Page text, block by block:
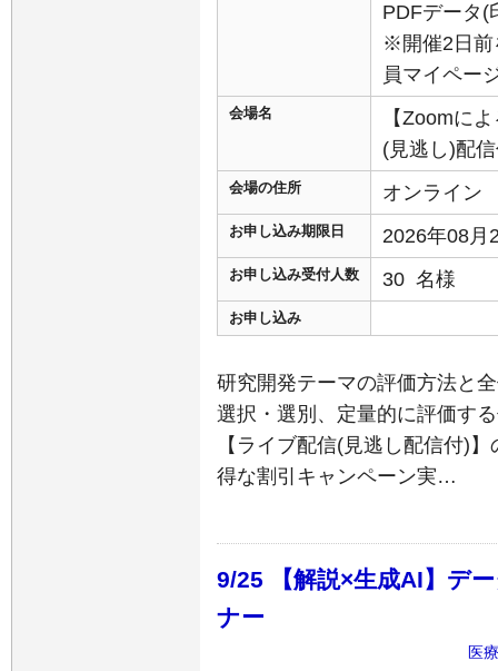
PDFデータ(
※開催2日前
員マイペー
会場名
【Zoomに
(見逃し)配
会場の住所 オンライン
お申し込み期限日 2026年08月
お申し込み受付人数 30 名様
お申し込み
研究開発テーマの評価方法と
選択・選別、定量的に評価す
【ライブ配信(見逃し配信付)
得な割引キャンペーン実…
9/25 【解説×生成AI】デ
ナー
医